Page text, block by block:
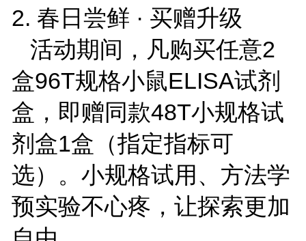
2. 春日尝鲜 · 买赠升级
活动期间，凡购买任意2
盒96T规格小鼠ELISA试剂
盒，即赠同款48T小规格试
剂盒1盒（指定指标可
选）。小规格试用、方法学
预实验不心疼，让探索更加